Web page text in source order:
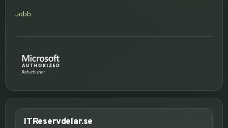
Jobb
ITReservdelar.se